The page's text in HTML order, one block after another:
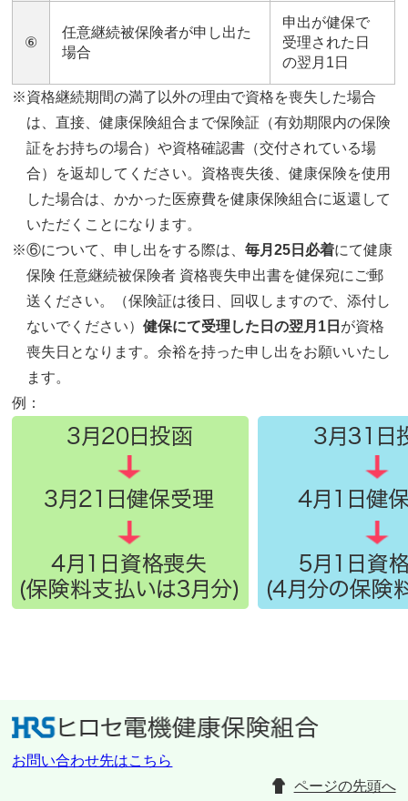
⑥
任意継続被保険者が申し出た
場合
申出が健保で
受理された日
の翌月1日
※資格継続期間の満了以外の理由で資格を喪失した場合
は、直接、健康保険組合まで保険証（有効期限内の保険
証をお持ちの場合）や資格確認書（交付されている場
合）を返却してください。資格喪失後、健康保険を使用
した場合は、かかった医療費を健康保険組合に返還して
いただくことになります。
※⑥について、申し出をする際は、毎月25日必着にて健康
保険 任意継続被保険者 資格喪失申出書を健保宛にご郵
送ください。（保険証は後日、回収しますので、添付し
ないでください）健保にて受理した日の翌月1日 が資格
喪失日となります。余裕を持った申し出をお願いいたし
ます。
例：
お問い合わせ先はこちら
ページの先頭へ